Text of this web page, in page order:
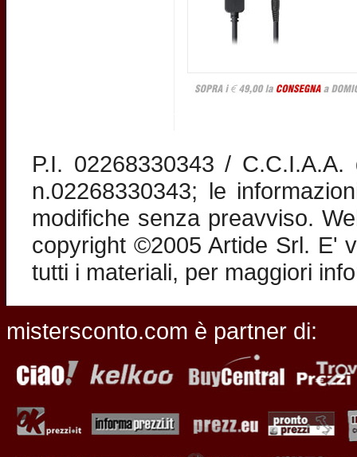
P.I. 02268330343 /
n.02268330343; le
modifiche senza preavviso.
copyright ©2005 Artide Srl. E'
tutti i materiali, per maggiori
mistersconto.com è partner di: